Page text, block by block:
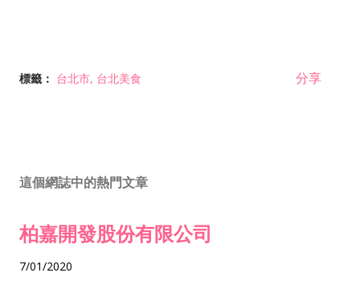
標籤： 台北市 台北美食 分享
這個網誌中的熱門文章
柏嘉開發股份有限公司
7/01/2020